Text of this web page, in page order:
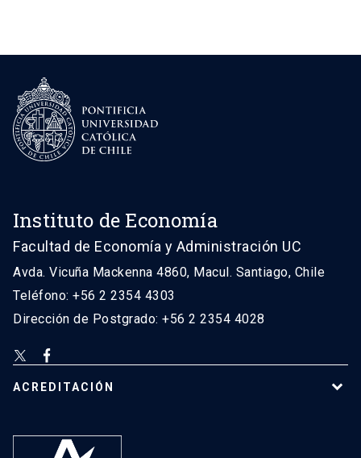
Instituto de Economía
Facultad de Economía y Administración UC
Avda. Vicuña Mackenna 4860, Macul. Santiago, Chile
Teléfono: +56 2 2354 4303
Dirección de Postgrado: +56 2 2354 4028
ACREDITACIÓN